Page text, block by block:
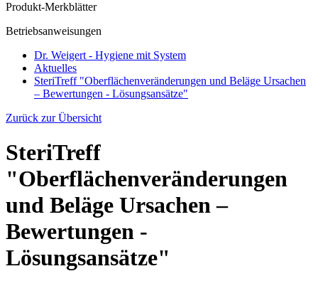
Produkt-Merkblätter
Betriebsanweisungen
Dr. Weigert - Hygiene mit System
Aktuelles
SteriTreff "Oberflächenveränderungen und Beläge Ursachen
– Bewertungen - Lösungsansätze"
Zurück zur Übersicht
SteriTreff
"Oberflächenveränderungen
und Beläge Ursachen –
Bewertungen -
Lösungsansätze"